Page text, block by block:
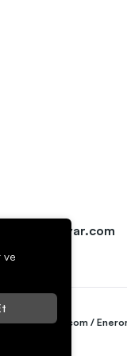
Herbirivar.com /
ve